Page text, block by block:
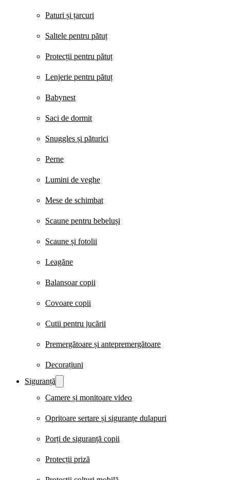
Paturi și țarcuri
Saltele pentru pătuț
Protecții pentru pătuț
Lenjerie pentru pătuț
Babynest
Saci de dormit
Snuggles și păturici
Perne
Lumini de veghe
Mese de schimbat
Scaune pentru bebeluși
Scaune și fotolii
Leagăne
Balansoar copii
Covoare copii
Cutii pentru jucării
Premergătoare și antepremergătoare
Decorațiuni
Siguranță
Camere și monitoare video
Opritoare sertare și siguranțe dulapuri
Porți de siguranță copii
Protecții priză